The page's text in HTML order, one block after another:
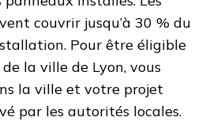
couvrir jusqu’à 30 % du
Pour être éligible
la ville de Lyon, vous
la ville et votre projet
par les autorités locales.